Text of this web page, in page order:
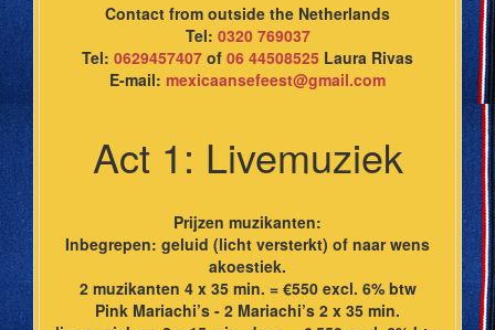
Contact from outside the Netherlands
Tel: 0320 769037
Tel: 0629457407 of 06 44508525 Laura Rivas
E-mail: mexicaansefeest@gmail.com
Act 1: Livemuziek
Prijzen muzikanten:
Inbegrepen: geluid (licht versterkt) of naar wens
akoestiek.
2 muzikanten 4 x 35 min. = €550 excl. 6% btw
Pink Mariachi’s - 2 Mariachi’s 2 x 35 min.